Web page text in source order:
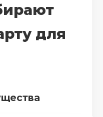
для